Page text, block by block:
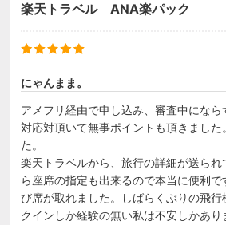
楽天トラベル ANA楽パック
にゃんまま。
アメフリ経由で申し込み、審査中にな
対応対頂いて無事ポイントも頂きました
た。
楽天トラベルから、旅行の詳細が送ら
ら座席の指定も出来るので本当に便利
び席が取れました。しばらくぶりの飛行
クインしか経験の無い私は不安しかあ